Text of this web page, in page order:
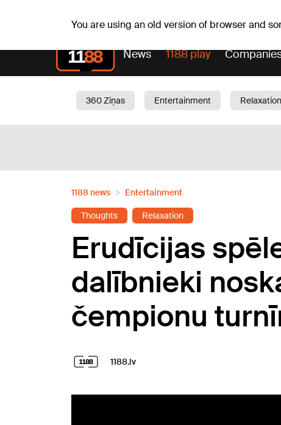
You are using an old version of browser and
News 1188 play
360 Ziņas Entertainment Relaxation
1188 news Entertainment
Thoughts Relaxation
Erudīcijas
dalībnieki
čempionu
1188.lv